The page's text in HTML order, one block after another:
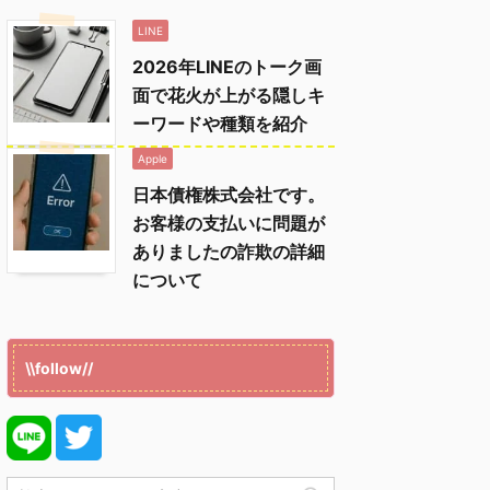
LINE
2026年LINEのトーク画
面で花火が上がる隠しキ
ーワードや種類を紹介
Apple
日本債権株式会社です。
お客様の支払いに問題が
ありましたの詐欺の詳細
について
\\follow//